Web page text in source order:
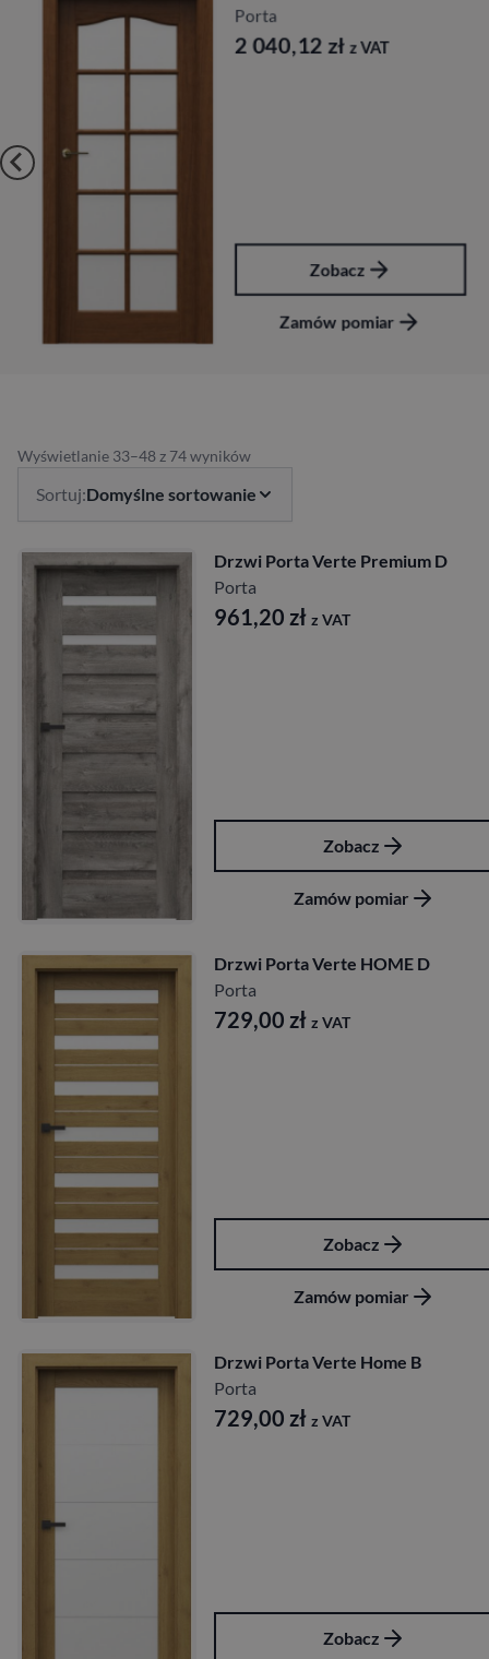
Porta
2 040,12zł z VAT
Zobacz
Zamów pomiar
Wyświetlanie 33–48 z 74 wyników
Sortuj:Domyślne sortowanie
Drzwi Porta Verte Premium D
Porta
961,20 zł z VAT
Zobacz
Zamów pomiar
Drzwi Porta Verte HOME D
Porta
729,00 zł z VAT
Zobacz
Zamów pomiar
Drzwi Porta Verte Home B
Porta
729,00 zł z VAT
Zobacz